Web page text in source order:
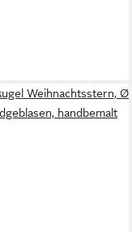
Weihnachtsstern, Ø
handbemalt